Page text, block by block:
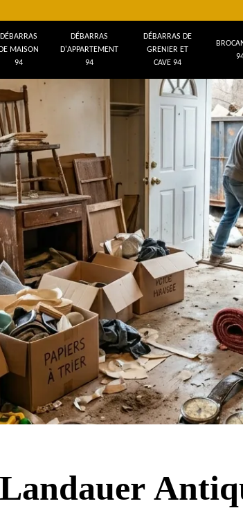
DÉBARRAS
MAISON
94
DÉBARRAS
D'APPARTEMENT
94
DÉBARRAS DE
GRENIER ET
CAVE 94